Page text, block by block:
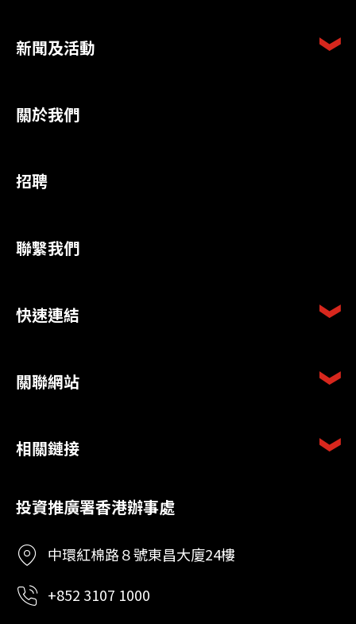
新聞及活動
關於我們
招聘
聯繫我們
快速連結
關聯網站
相關鏈接
投資推廣署香港辦事處
中環紅棉路８號東昌大廈24樓
+852 3107 1000